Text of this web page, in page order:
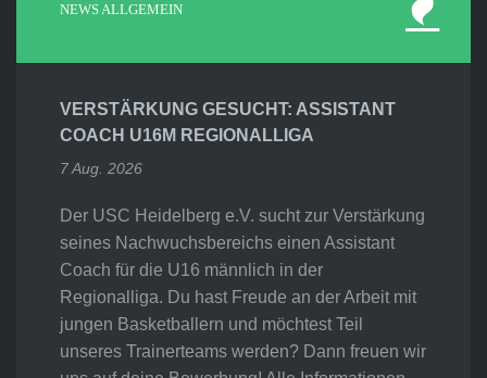
NEWS ALLGEMEIN
VERSTÄRKUNG GESUCHT: ASSISTANT
COACH U16M REGIONALLIGA
7 Aug. 2026
Der USC Heidelberg e.V. sucht zur Verstärkung
seines Nachwuchsbereichs einen Assistant
Coach für die U16 männlich in der
Regionalliga. Du hast Freude an der Arbeit mit
jungen Basketballern und möchtest Teil
unseres Trainerteams werden? Dann freuen wir